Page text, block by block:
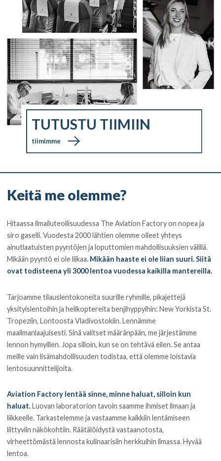
TUTUSTU TIIMIIN
tiimimme
Keitä me olemme?
Hitaassa ilmailuteollisuudessa The Aviation Factory on nopea ja
siro gaselli. Vuodesta 2000 lähtien olemme olleet yhteys
ainutlaatuisten pyyntöjen ja loputtomien mahdollisuuksien välillä.
Mikään pyyntö ei ole liikaa. Mikään haaste ei ole liian suuri. Siitä
ovat todisteena yli 3000 lentoa vuodessa kaikilla mantereilla.
Tarjoamme tilauslentokoneita suurille ryhmille, pikajettejä
yksityislentoihin ja helikoptereita benjihyppyihin: New Yorkista St.
Tropeziin, Lontoosta Vladivostokiin. Lennämme
maailmanlaajuisesti. Sinä valitset määränpään, me järjestämme
lennon hymyillen. Jopa silloin, kun se on tehtävä eilen. Se antaa
meille vain lisämahdollisuuden todistaa, että olemme loistavia
lentosuunnittelijoita.
Aviation Factory lentää sinne, minne haluat, silloin kun
haluat.Luovan laboratorion tavoin saamme ihmiset ilmaan ja
liikkeelle. Tarkastelemme ja vastaamme kaikkiin lentämiseen
liittyviin näkökohtiin. Räätälöidystä vastaanotosta,
virheettömästä lennosta kulinaarisiin herkkuihin ilmassa. Hyvää
lentoa.